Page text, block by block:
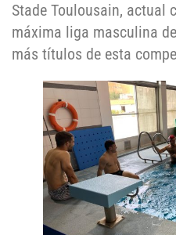
Stade Toulousain, actual
máxima liga masculina
más títulos de esta